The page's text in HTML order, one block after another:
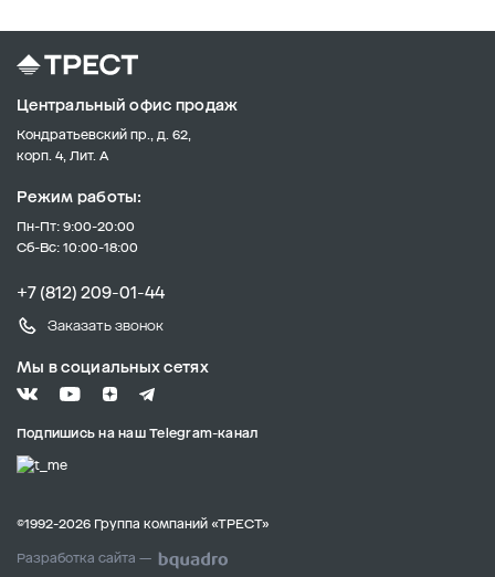
Центральный офис продаж
Кондратьевский пр., д. 62,
корп. 4, Лит. А
Режим работы:
Пн-Пт: 9:00-20:00
Сб-Вс: 10:00-18:00
+7 (812) 209-01-44
Заказать звонок
Мы в социальных сетях
Подпишись на наш Telegram-канал
©1992-2026 Группа компаний «ТРЕСТ»
Разработка сайта —